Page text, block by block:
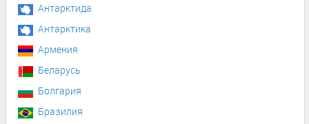
Антарктида
Антарктика
Армения
Беларусь
Болгария
Бразилия